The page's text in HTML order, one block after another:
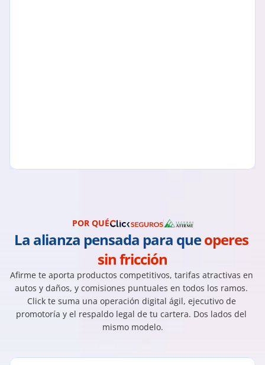
POR QUÉ
La alianza pensada para que operes
sin fricción
Afirme te aporta productos competitivos, tarifas atractivas en
autos y daños, y comisiones puntuales en todos los ramos.
Click te suma una operación digital ágil, ejecutivo de
promotoría y el respaldo legal de tu cartera. Dos lados del
mismo modelo.